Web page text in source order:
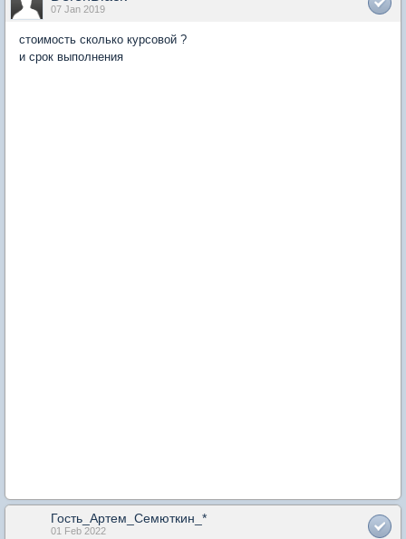
07 Jan 2019
стоимость сколько курсовой ?
и срок выполнения
Гость_Артем_Семюткин_*
01 Feb 2022